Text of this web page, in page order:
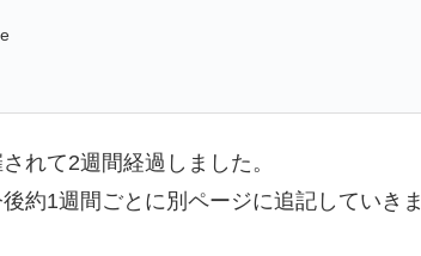
れて2週間経過しました。
約1週間ごとに別ページに追記していきま